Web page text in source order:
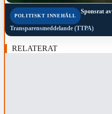
POLITISKT INNEHÅLL
Sponsrat av
Transparensmeddelande (TTPA)
RELATERAT